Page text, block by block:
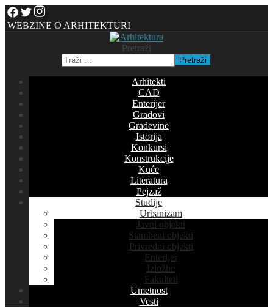
WEBZINE O ARHITEKTURI
Pretraži
Pretraži
Arhitekti
CAD
Enterijer
Gradovi
Građevine
Istorija
Konkursi
Konstrukcije
Kuće
Literatura
Pejzaž
Studije
Urbanizam
Javni objekti
Stambeni objekti
Privredni objekti
Enterijer
Izložbe
Fakulteti
Umetnost
Vesti